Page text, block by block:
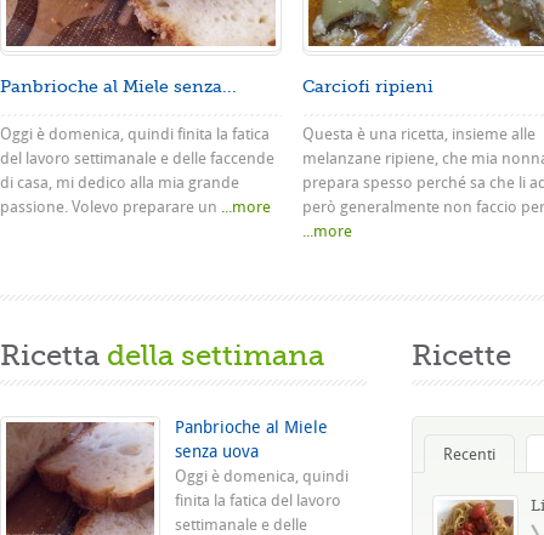
Panbrioche al Miele senza...
Oggi è domenica, quindi finita la fatica
del lavoro settimanale e delle faccende
di casa, mi dedico alla mia grande
passione. Volevo preparare un ...more
Carciofi ripieni
Questa è una ricetta, insieme alle
melanzane ripiene, che mia
prepara spesso perché sa che li
però generalmente non faccio
...more
Ricetta della settimana
Panbrioche al Miele
senza uova
Oggi è domenica, quindi
finita la fatica del lavoro
settimanale e delle
Ricette
Recenti